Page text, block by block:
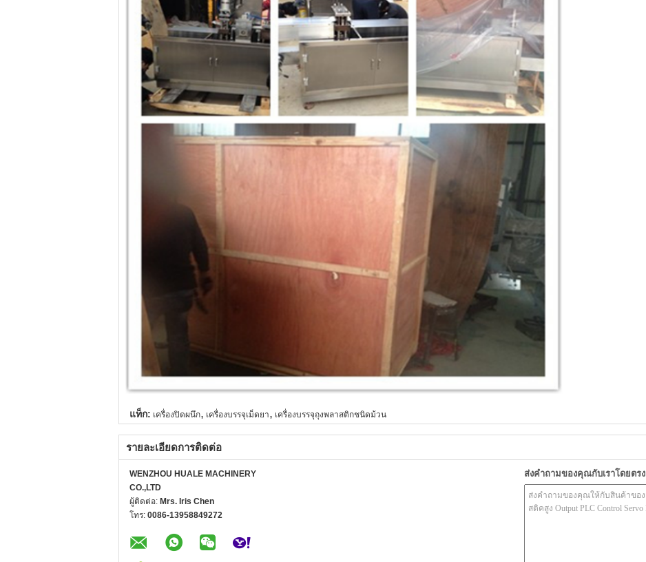
แท็ก: เครื่องปิดผนึก, เครื่องบรรจุเม็ดยา, เครื่องบรรจุถุงพลาสติกชนิดม้วน
รายละเอียดการติดต่อ
WENZHOU HUALE MACHINERY
CO.,LTD
ผู้ติดต่อ: Mrs. Iris Chen
โทร: 0086-13958849272
ส่งคำถามของคุณกับเราโดยตรง